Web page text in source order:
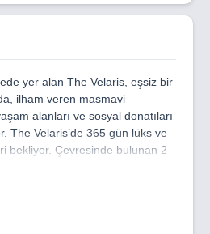
yer alan The Velaris, eşsiz bir
ilham veren masmavi
alanları ve sosyal donatıları
The Velaris’de 365 gün lüks ve
bekliyor. Çevresinde bulunan 2
ile The Velaris sürekli
dönüştürüyor.